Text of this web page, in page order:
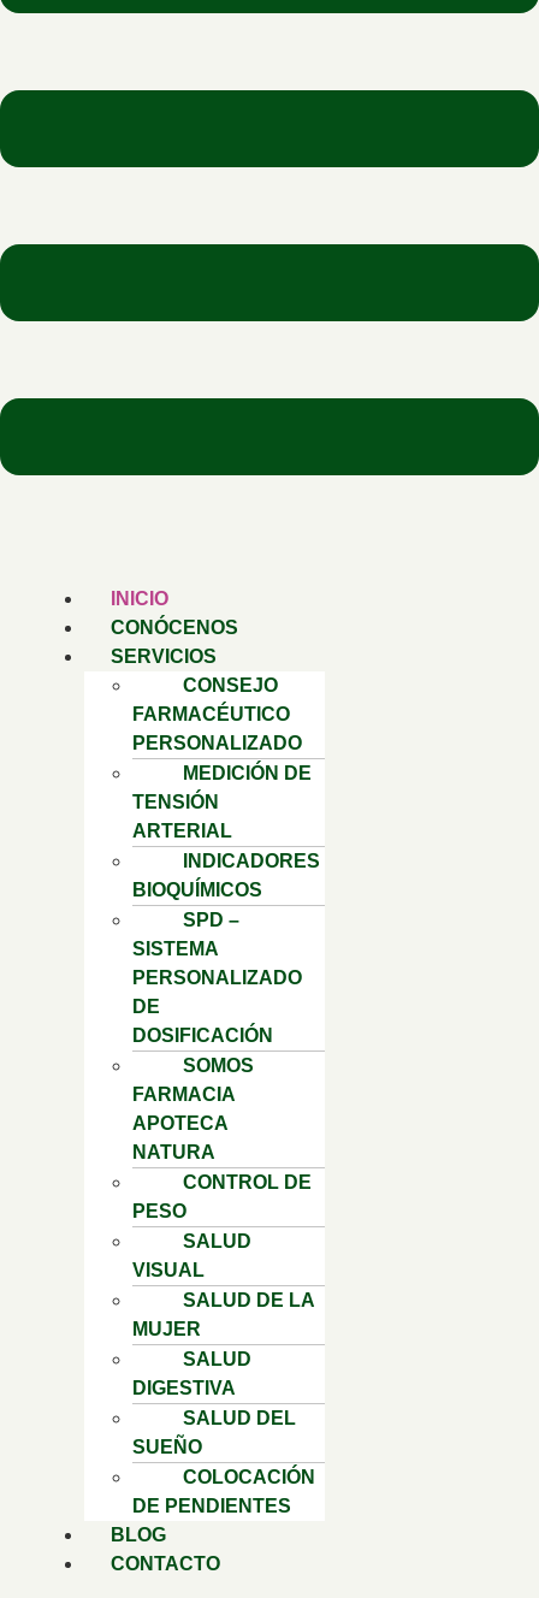
INICIO
CONÓCENOS
SERVICIOS
CONSEJO
FARMACÉUTICO
PERSONALIZADO
MEDICIÓN DE
TENSIÓN
ARTERIAL
INDICADORES
BIOQUÍMICOS
SPD –
SISTEMA
PERSONALIZADO
DE
DOSIFICACIÓN
SOMOS
FARMACIA
APOTECA
NATURA
CONTROL DE
PESO
SALUD
VISUAL
SALUD DE LA
MUJER
SALUD
DIGESTIVA
SALUD DEL
SUEÑO
COLOCACIÓN
DE PENDIENTES
BLOG
CONTACTO